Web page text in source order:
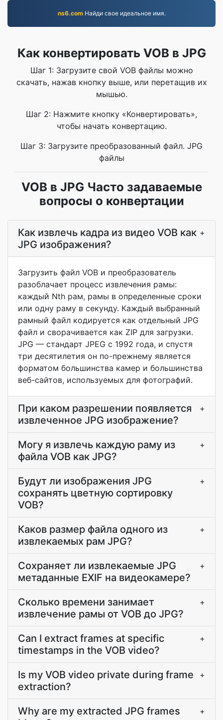
ns6.comНайди свое идеальное имя.
Как конвертировать VOB в JPG
Шаг 1: Загрузите свой VOB файлы можно
скачать, нажав кнопку выше, или перетащив их
мышью.
Шаг 2: Нажмите кнопку «Конвертировать»,
чтобы начать конвертацию.
Шаг 3: Загрузите преобразованный файл. JPG
файлы
VOB в JPG Часто задаваемые
вопросы о конвертации
Как извлечь кадра из видео VOB как
JPG изображения?
+
Загрузить файл VOB и преобразователь
разоблачает процесс извлечения рамы:
каждый Nth рам, рамы в определенные сроки
или одну раму в секунду. Каждый выбранный
рамный файл кодируется как отдельный JPG
файл и сворачивается как ZIP для загрузки.
JPG — стандарт JPEG с 1992 года, и спустя
три десятилетия он по-прежнему является
форматом большинства камер и большинства
веб-сайтов, используемых для фотографий.
При каком разрешении появляется
извлеченное JPG изображение?
+
Могу я извлечь каждую раму из
файла VOB как JPG?
+
Будут ли изображения JPG
сохранять цветную сортировку
VOB?
+
Каков размер файла одного из
извлекаемых рам JPG?
+
Сохраняет ли извлекаемые JPG
метаданные EXIF на видеокамере?
+
Сколько времени занимает
извлечение рамы от VOB до JPG?
+
Can I extract frames at specific
timestamps in the VOB video?
+
Is my VOB video private during frame
extraction?
+
Why are my extracted JPG frames
+